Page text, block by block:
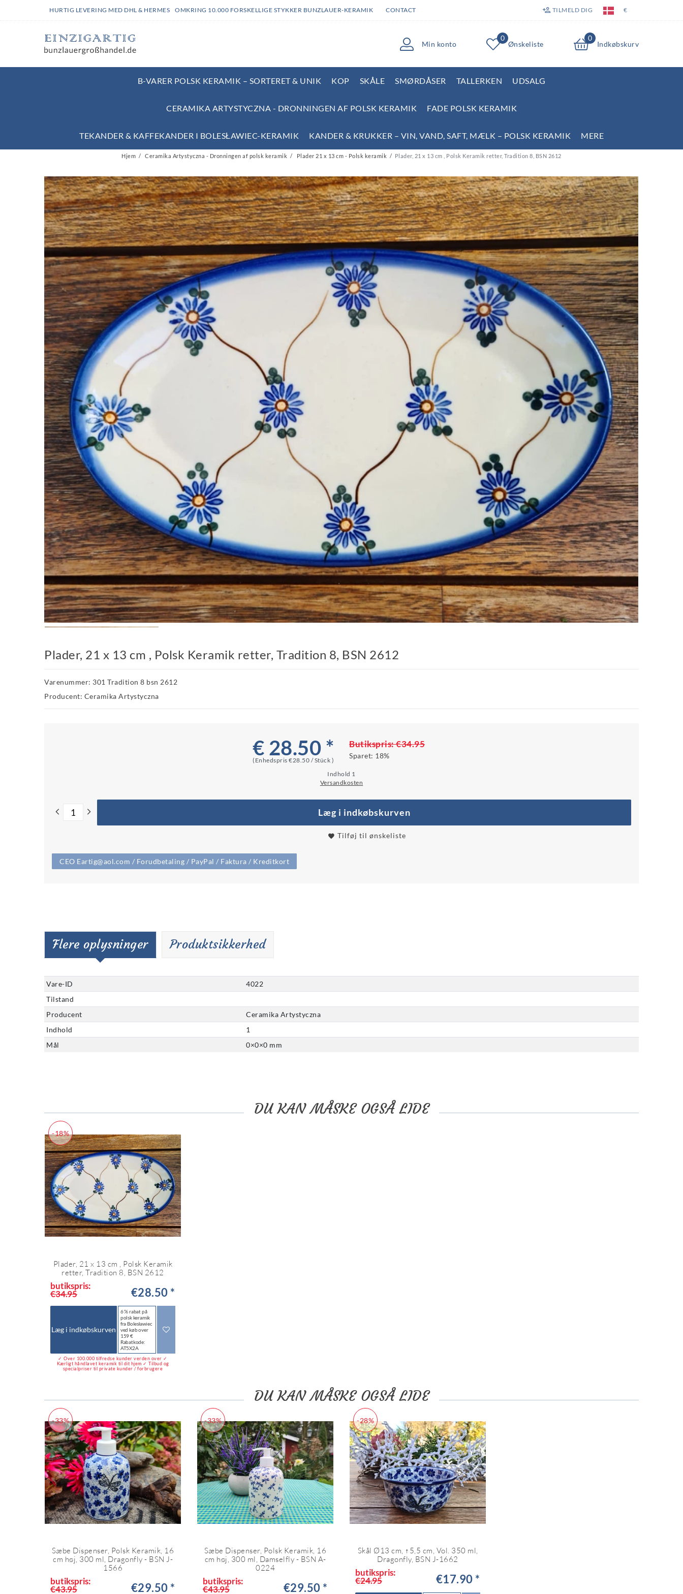
HURTIG LEVERING MED DHL & HERMES OMKRING 10.000 FORSKELLIGE STYKKER BUNZLAUER-KERAMIK CONTACT TILMELD DIG €
Min konto
0
Ønskeliste
0
Indkøbskurv
B-VARER POLSK KERAMIK – SORTERET & UNIK KOP SKÅLE SMØRDÅSER TALLERKEN UDSALG
CERAMIKA ARTYSTYCZNA - DRONNINGEN AF POLSK KERAMIK FADE POLSK KERAMIK
TEKANDER & KAFFEKANDER I BOLESŁAWIEC-KERAMIK KANDER & KRUKKER – VIN, VAND, SAFT, MÆLK – POLSK KERAMIK MERE
Hjem Ceramika Artystyczna - Dronningen af polsk keramik Plader 21 x 13 cm - Polsk keramik Plader, 21 x 13 cm , Polsk Keramik retter, Tradition 8, BSN 2612
Plader, 21 x 13 cm , Polsk Keramik retter, Tradition 8, BSN 2612
Varenummer: 301 Tradition 8 bsn 2612
Producent: Ceramika Artystyczna
€ 28.50 *
(Enhedspris €28.50 / Stück )
Butikspris:€34.95
Sparet: 18%
Indhold 1
Versandkosten
Læg i indkøbskurven
Tilføj til ønskeliste
CEO Eartig@aol.com / Forudbetaling / PayPal / Faktura / Kreditkort
Flere oplysninger Produktsikkerhed
Vare-ID
4022
Tilstand
Producent
Ceramika Artystyczna
Indhold
1
Mål
0×0×0 mm
DU KAN MÅSKE OGSÅ LIDE
-18%
Plader, 21 x 13 cm , Polsk Keramik
retter, Tradition 8, BSN 2612
butikspris:
€34.95 €28.50 *
Læg i indkøbskurven
6 % rabat på
polsk keramik
fra Bolesławiec
ved køb over
159 €
Rabatkode:
AT5X2A
✓ Over 100.000 tilfredse kunder verden over ✓
Kærligt håndlavet keramik til dit hjem ✓ Tilbud og
specialpriser til private kunder / forbrugere
DU KAN MÅSKE OGSÅ LIDE
-33%
Sæbe Dispenser, Polsk Keramik, 16
cm høj, 300 ml, Dragonfly - BSN J-
1566
butikspris:
€43.95 €29.50 *
-33%
Sæbe Dispenser, Polsk Keramik, 16
cm høj, 300 ml, Damselfly - BSN A-
0224
butikspris:
€43.95 €29.50 *
-28%
Skål Ø13 cm, ↑5,5 cm, Vol. 350 ml,
Dragonfly, BSN J-1662
butikspris:
€24.95 €17.90 *